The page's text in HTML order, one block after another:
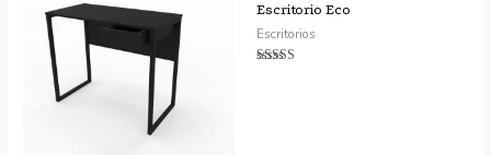
Escritorio Eco
Escritorios